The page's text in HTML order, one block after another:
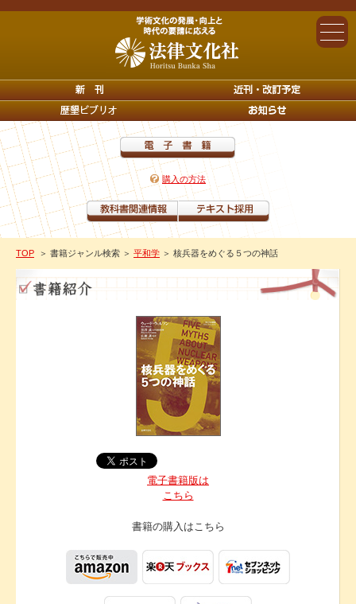
購入の方法
TOP ＞ 書籍ジャンル検索 ＞ 平和学 ＞ 核兵器をめぐる５つの神話
電子書籍版は
こちら
書籍の購入はこちら